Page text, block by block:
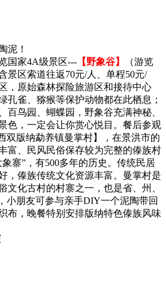
泥！
国家4A级景区--- 【野象谷】
（游览
景区索道往返70元/人、单程50元/
，原始森林探险旅游区和接待中心
孔雀、猕猴等保护动物都在此栖息；
百鸟园、蝴蝶园，野象谷充满神秘、
色，一定会让你赏心悦目。餐后参观
版纳勐养镇曼掌村】，在景洪市的
富、民风民俗保存较为完整的傣族村
寨”，有500多年的历史。传统民居
，傣族传统文化资源丰富。曼掌村是
文化古村的村寨之一，也是省、州、
小朋友可参与亲手DIY一个泥陶带回
布，晚餐特别安排版纳特色傣族风味